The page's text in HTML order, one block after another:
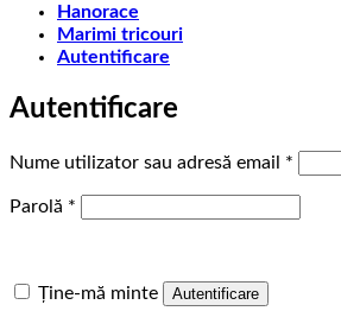
Hanorace
Marimi tricouri
Autentificare
Autentificare
Nume utilizator sau adresă email *
Parolă *
Ține-mă minte Autentificare